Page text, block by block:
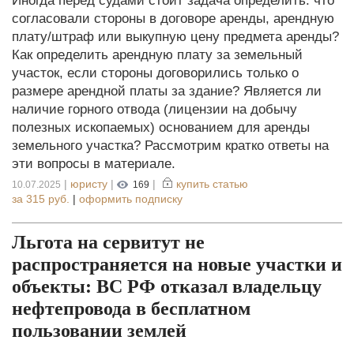
согласовали стороны в договоре аренды, арендную
плату/штраф или выкупную цену предмета аренды?
Как определить арендную плату за земельный
участок, если стороны договорились только о
размере арендной платы за здание? Является ли
наличие горного отвода (лицензии на добычу
полезных ископаемых) основанием для аренды
земельного участка? Рассмотрим кратко ответы на
эти вопросы в материале.
10.07.2025 | юристу | 169 |
купить статью
за 315 руб. | оформить подписку
Льгота на сервитут не
распространяется на новые участки и
объекты: ВС РФ отказал владельцу
нефтепровода в бесплатном
пользовании землей